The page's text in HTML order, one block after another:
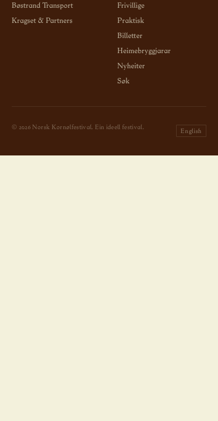
Bøstrand Transport
Kragset & Partners
Frivillige
Praktisk
Billetter
Heimebryggjarar
Nyheiter
Søk
© 2026 Norsk Kornølfestival. Ein ideell festival.
English